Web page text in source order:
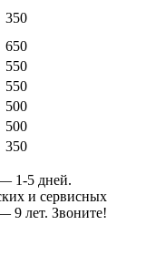
350
650
550
550
500
500
350
1-5 дней.
и сервисных
9 лет. Звоните!